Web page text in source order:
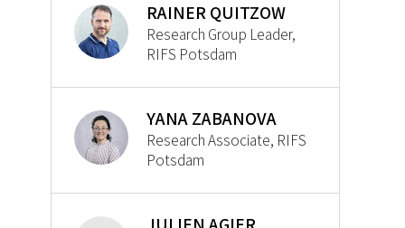
RAINER QUITZOW
Research Group Leader,
RIFS Potsdam
YANA ZABANOVA
Research Associate, RIFS
Potsdam